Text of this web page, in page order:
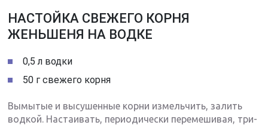
НАСТОЙКА СВЕЖЕГО КОРНЯ
ЖЕНЬШЕНЯ НА ВОДКЕ
0,5 л водки
50 г свежего корня
Вымытые и высушенные корни измельчить, залить
водкой. Настаивать, периодически перемешивая, три-